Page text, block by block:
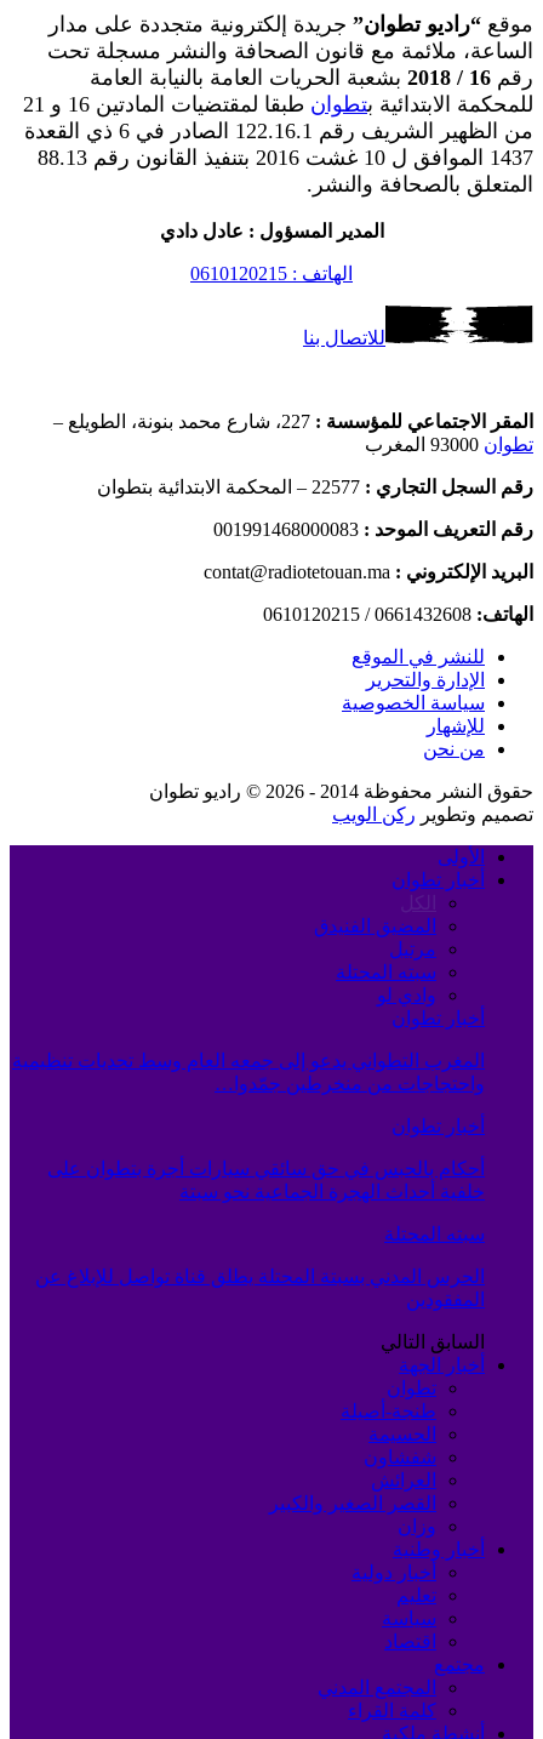
موقع “راديو تطوان” جريدة إلكترونية متجددة على مدار
الساعة، ملائمة مع قانون الصحافة والنشر مسجلة تحت
رقم 16 / 2018
بشعبة الحريات العامة بالنيابة العامة
للمحكمة الابتدائية بتطوان
طبقا لمقتضيات المادتين 16 و 21
من الظهير الشريف رقم 122.16.1 الصادر في 6 ذي القعدة
1437 الموافق ل 10 غشت 2016 بتنفيذ القانون رقم 88.13
المتعلق بالصحافة والنشر.
المدير المسؤول : عادل دادي
الهاتف : 0610120215
للاتصال بنا
المقر الاجتماعي للمؤسسة : 227، شارع محمد بنونة، الطويلع –
تطوان
رقم السجل التجاري : 22577 – المحكمة الابتدائية بتطوان
رقم التعريف الموحد : 001991468000083
البريد الإلكتروني : contat@radiotetouan.ma
الهاتف: 0661432608 / 0610120215
للنشر في الموقع
الإدارة والتحرير
سياسة الخصوصية
للإشهار
من نحن
حقوق النشر محفوظة 2014 - 2026 © راديو تطوان
تصميم وتطوير ركن الويب
الأولى
أخبار تطوان
الكل
المضيق الفنيدق
مرتيل
سبته المحتلة
وادي لو
أخبار تطوان
المغرب التطواني يدعو إلى جمعه العام وسط تحديات تنظيمية
واحتجاجات من منخرطين جمّدوا…
أخبار تطوان
أحكام بالحبس في حق سائقي سيارات أجرة بتطوان على
خلفية أحداث الهجرة الجماعية نحو سبتة
سبته المحتلة
الحرس المدني بسبتة المحتلة يطلق قناة تواصل للإبلاغ عن
المفقودين
السابق التالي
أخبار الجهة
تطوان
طنجة-أصيلة
الحسيمة
شفشاون
العرائش
القصر الصغير والكبير
وزان
أخبار وطنية
أخبار دولية
تعليم
سياسة
اقتصاد
مجتمع
المجتمع المدني
كلمة القراء
أنشطة ملكية